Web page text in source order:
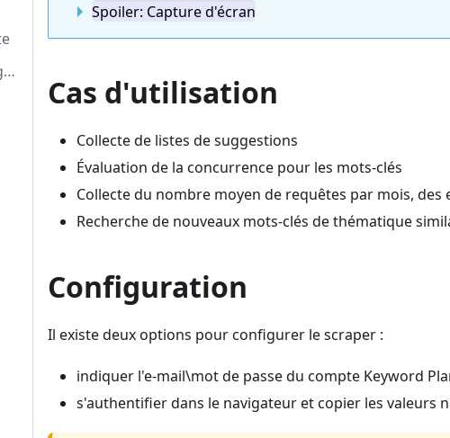
SE::Yandex::WordStat::ByRegion
Spoiler: Capture d'écran
Cas d'utilisation
Collecte de listes de suggestions
Évaluation de la concurrence pour les mots-clés
Collecte du nombre moyen de requêtes par mois, des
Recherche de nouveaux mots-clés de thématique
Configuration
Il existe deux options pour configurer le scraper :
indiquer l'e-mail\mot de passe du compte Keyword
s'authentifier dans le navigateur et copier les valeurs